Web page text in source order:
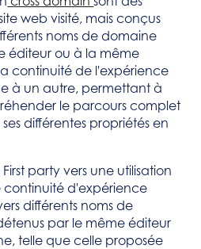
web visité, mais conçus
noms de domaine
éditeur ou à la même
continuité de l'expérience
à un autre, permettant à
le parcours complet
différentes propriétés en
party vers une utilisation
continuité d'expérience
différents noms de
par le même éditeur
telle que celle proposée